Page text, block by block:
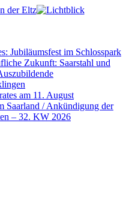
Jubiläumsfest im Schlosspark
Zukunft: Saarstahl und
am 11. August
Saarland / Ankündigung der
– 32. KW 2026